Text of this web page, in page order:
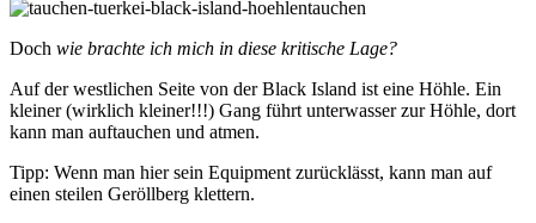
Doch wie brachte ich mich in diese kritische Lage?
Auf der westlichen Seite von der Black Island ist eine Höhle. Ein
kleiner (wirklich kleiner!!!) Gang führt unterwasser zur Höhle, dort
kann man auftauchen und atmen.
Tipp: Wenn man hier sein Equipment zurücklässt, kann man auf
einen steilen Geröllberg klettern.